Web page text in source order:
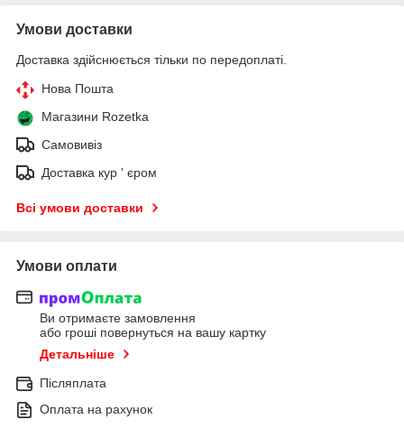
Умови доставки
Доставка здійснюється тільки по передоплаті.
Нова Пошта
Магазини Rozetka
Самовивіз
Доставка кур ' єром
Всі умови доставки
Умови оплати
Ви отримаєте замовлення
або гроші повернуться на вашу картку
Детальніше
Післяплата
Оплата на рахунок